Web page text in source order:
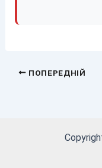
ПОПЕРЕДНІЙ